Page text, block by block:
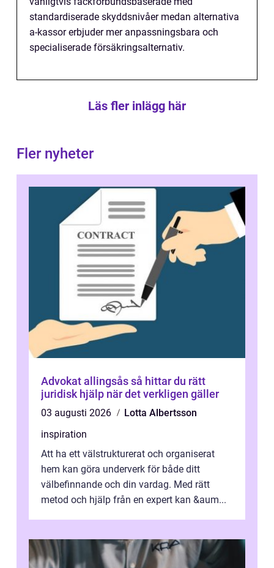
standardiserade skyddsnivåer medan alternativa
a-kassor erbjuder mer anpassningsbara och
specialiserade försäkringsalternativ.
Läs fler inlägg här
Fler nyheter
Advokat allingsås så hittar du rätt
juridisk hjälp när det verkligen gäller
03 augusti 2026
Lotta Albertsson
inspiration
Att ha ett välstrukturerat och organiserat
hem kan göra underverk för både ditt
välbefinnande och din vardag. Med rätt
metod och hjälp från en expert kan &aum...